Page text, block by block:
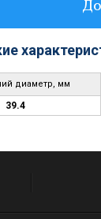
диаметр, мм
39.4